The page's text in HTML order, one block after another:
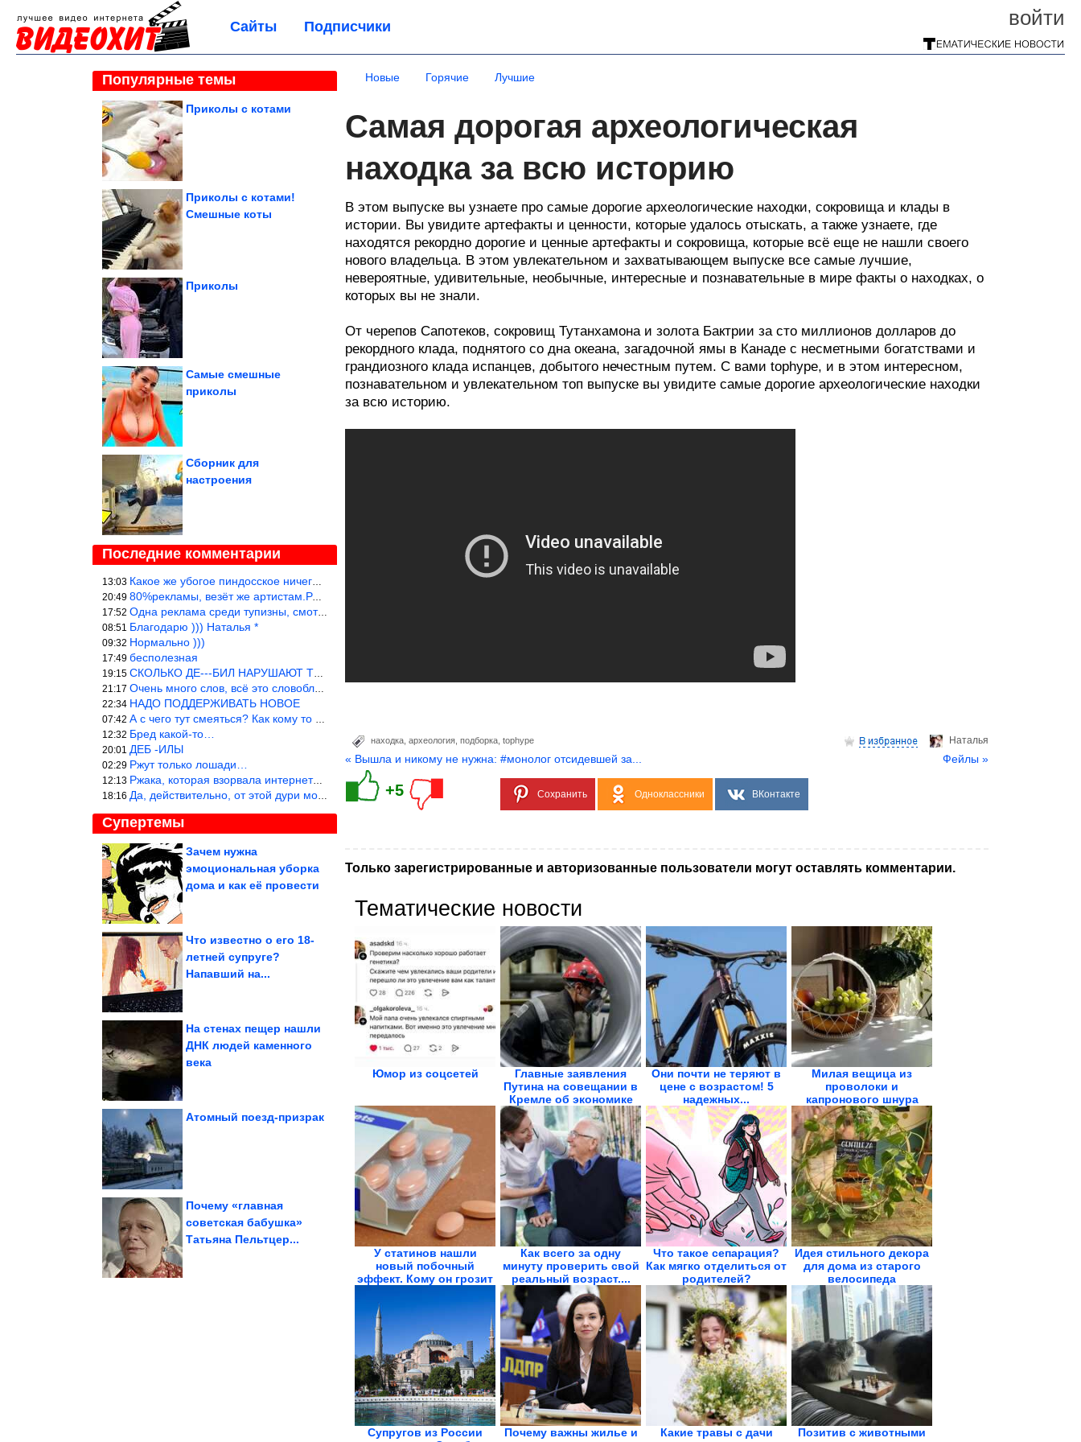
войти
Сайты Подписчики
Популярные темы
Приколы с котами
Приколы с котами!
Смешные коты
Приколы
Самые смешные
приколы
Сборник для
настроения
Последние комментарии
13:03 Какое же убогое пиндосское ничего. Наташ, и не стыдно такую фигн
20:49 80%рекламы, везёт же артистам.Режиссёры, сценаристы вы где или к
17:52 Одна реклама среди тупизны, смотреть невозможно.
08:51 Благодарю ))) Наталья *
09:32 Нормально )))
17:49 бесполезная
19:15 СКОЛЬКО ДЕ---БИЛ НАРУШАЮТ ТЕХНИКУ БЕЗОПАСНОСТИ
21:17 Очень много слов, всё это словоблудие можно было уложить в 1 мин
22:34 НАДО ПОДДЕРЖИВАТЬ НОВОЕ
07:42 А с чего тут смеяться? Как кому то больно? Не смешно.
12:32 Бред какой-то…
20:01 ДЕБ -ИЛЫ
02:29 Ржут только лошади…
12:13 Ржака, которая взорвала интернет? Нет, количество рекламы выводи
18:16 Да, действительно, от этой дури можно ржать до слёз.
Супертемы
Зачем нужна
эмоциональная уборка
дома и как её провести
Именно так готовили в
Ковбойская...
Что известно о его 18-
летней супруге?
Напавший на...
На стенах пещер нашли
ДНК людей каменного
века
Атомный поезд-призрак
Почему «главная
советская бабушка»
Татьяна Пельтцер...
Терапия смехом без
страховки
Новые Горячие Лучшие
Самая дорогая археологическая
находка за всю историю
В этом выпуске вы узнаете про самые дорогие археологические находки, сокровища и клады в
истории. Вы увидите артефакты и ценности, которые удалось отыскать, а также узнаете, где
находятся рекордно дорогие и ценные артефакты и сокровища, которые всё еще не нашли своего
нового владельца. В этом увлекательном и захватывающем выпуске все самые лучшие,
невероятные, удивительные, необычные, интересные и познавательные в мире факты о находках, о
которых вы не знали.
От черепов Сапотеков, сокровищ Тутанхамона и золота Бактрии за сто миллионов долларов до
рекордного клада, поднятого со дна океана, загадочной ямы в Канаде с несметными богатствами и
грандиозного клада испанцев, добытого нечестным путем. С вами tophype, и в этом интересном,
познавательном и увлекательном топ выпуске вы увидите самые дорогие археологические находки
за всю историю.
Hаталья
находка археология подборка tophype
« Вышла и никому не нужна: #монолог отсидевшей за... Фейлы »
+5 Сохранить Одноклассники ВКонтакте
Только зарегистрированные и авторизованные пользователи могут оставлять комментарии.
Тематические новости
Юмор из соцсетей
Главные заявления
Путина на совещании в
Кремле об экономике
Они почти не теряют в
цене с возрастом! 5
надежных...
Милая вещица из
проволоки и
капронового шнура
У статинов нашли
новый побочный
эффект. Кому он грозит
Как всего за одну
минуту проверить свой
реальный возраст....
Что такое сепарация?
Как мягко отделиться от
родителей?
Идея стильного декора
для дома из старого
велосипеда
Супругов из России
Почему важны жилье и
Какие травы с дачи
Позитив с животными